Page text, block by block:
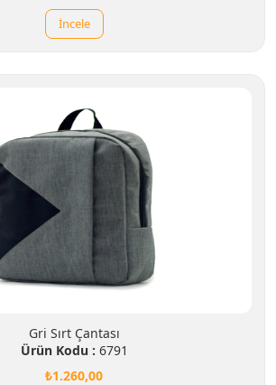
İncele
Gri Sırt Çantası
Ürün Kodu : 6791
₺1.260,00